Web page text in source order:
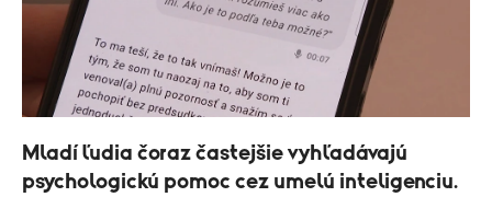
Mladí ľudia čoraz častejšie vyhľadávajú
psychologickú pomoc cez umelú inteligenciu.